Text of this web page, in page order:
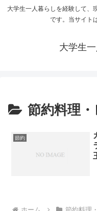
大学生一人暮らしを経験して、
です。当サイト
大学生
節約料理
節約